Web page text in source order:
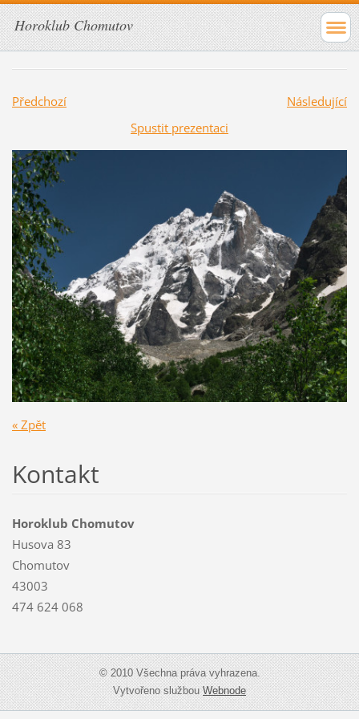
Horoklub Chomutov
Předchozí
Následující
Spustit prezentaci
« Zpět
Kontakt
Horoklub Chomutov
Husova 83
Chomutov
43003
474 624 068
© 2010 Všechna práva vyhrazena.
Vytvořeno službouWebnode